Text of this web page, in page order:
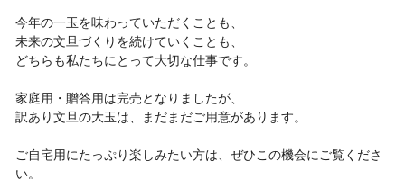
今年の一玉を味わっていただくことも、
未来の文旦づくりを続けていくことも、
どちらも私たちにとって大切な仕事です。
家庭用・贈答用は完売となりましたが、
訳あり文旦の大玉は、まだまだご用意があります。
ご自宅用にたっぷり楽しみたい方は、ぜひこの機会にご覧くださ
い。